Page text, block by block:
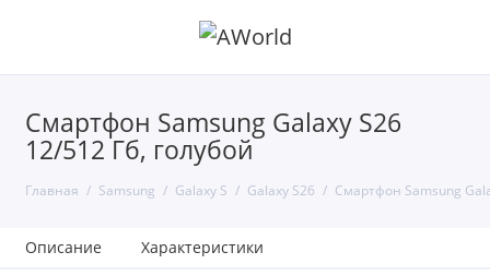
Смартфон Samsung Galaxy S26
12/512 Гб, голубой
Главная Samsung Galaxy S Galaxy S26 Смартфон Samsung
Описание Характеристики